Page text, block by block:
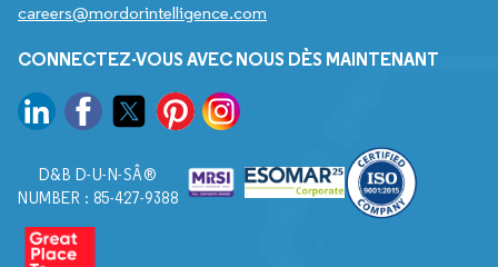
careers@mordorintelligence.com
CONNECTEZ-VOUS AVEC NOUS DÈS MAINTENANT
D&B D-U-N-SÂ®
NUMBER : 85-427-9388